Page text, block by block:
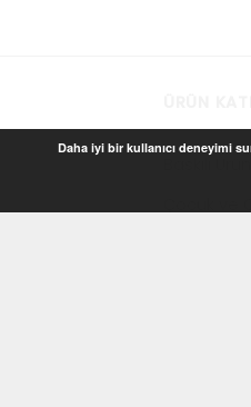
Daha iyi bir kullanıcı deneyimi